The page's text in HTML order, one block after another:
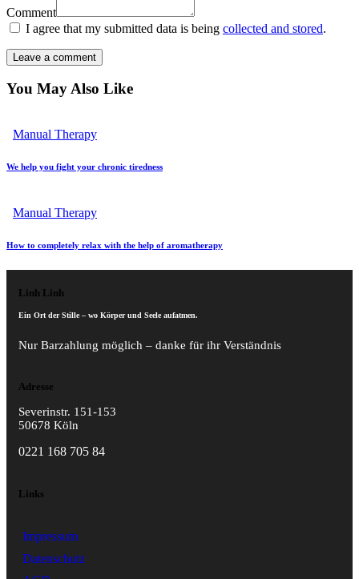
Comment
I agree that my submitted data is being collected and stored.
You May Also Like
Manual Therapy
We help you fight your chronic tiredness
Manual Therapy
How to completely relax with the help of aromatherapy
Linh Linh
Ein Ort der Stille – wo Körper und Seele aufatmen.
Nur Barzahlung möglich – danke für ihr Verständnis
Adresse
Severinstr. 151-153
50678 Köln
0221 168 705 84
Links
Impressum
Datenschutz